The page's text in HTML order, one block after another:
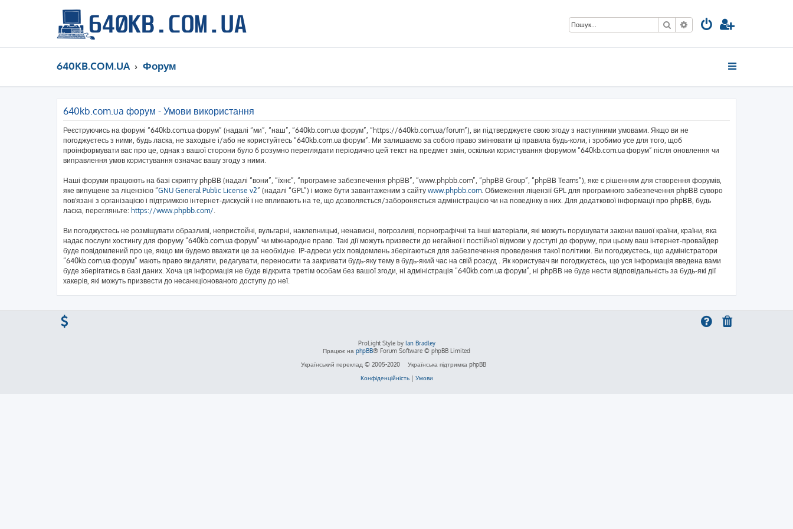
ПошукРозширений пошук
640KB.COM.UA Форум
640kb.com.ua форум - Умови використання
Реєструючись на форумі “640kb.com.ua форум” (надалі “ми”, “наш”, “640kb.com.ua форум”, “https://640kb.com.ua/forum”), ви підтверджуєте свою згоду з наступними умовами. Якщо ви не
погоджуєтесь з ними, будь ласка, не заходьте і/або не користуйтесь “640kb.com.ua форум”. Ми залишаємо за собою право змінювати ці правила будь-коли, і зробимо усе для того, щоб
проінформувати вас про це, однак з вашої сторони було б розумно переглядати періодично цей текст на предмет змін, оскільки користування форумом “640kb.com.ua форум” після оновлення чи
виправлення умов користування означає вашу згоду з ними.
Наші форуми працюють на базі скрипту phpBB (надалі “вони”, “їхнє”, “програмне забезпечення phpBB”, “www.phpbb.com”, “phpBB Group”, “phpBB Teams”), яке є рішенням для створення форумів,
яке випущене за ліцензією “GNU General Public License v2” (надалі “GPL”) і може бути завантаженим з сайту www.phpbb.com. Обмеження ліцензії GPL для програмного забезпечення phpBB суворо
пов'язані з організацією і підтримкою інтернет-дискусій і не впливають на те, що дозволяється/забороняється адміністрацією чи на поведінку в них. Для додаткової інформації про phpBB, будь
ласка, перегляньте: https://www.phpbb.com/.
Ви погоджуєтесь не розміщувати образливі, непристойні, вульгарні, наклепницькі, ненависні, погрозливі, порнографічні та інші матеріали, які можуть порушувати закони вашої країни, країни, яка
надає послуги хостингу для форуму “640kb.com.ua форум” чи міжнародне право. Такі дії можуть призвести до негайної і постійної відмови у доступі до форуму, при цьому ваш інтернет-провайдер
буде повідомлений про це, якщо ми будемо вважати це за необхідне. IP-адреси усіх повідомлень зберігаються для забезпечення проведення такої політики. Ви погоджуєтесь, що адміністратори
“640kb.com.ua форум” мають право видаляти, редагувати, переносити та закривати будь-яку тему в будь-який час на свій розсуд . Як користувач ви погоджуєтесь, що уся інформація введена вами
буде зберігатись в базі даних. Хоча ця інформація не буде відкрита третім особам без вашої згоди, ні адміністрація “640kb.com.ua форум”, ні phpBB не буде нести відповідальність за будь-які дії
хакерів, які можуть призвести до несанкціонованого доступу до неї.
ProLight Style by Ian Bradley
Працює на phpBB® Forum Software © phpBB Limited
Український переклад © 2005-2020
Українська підтримка phpBB
Конфіденційність| Умови